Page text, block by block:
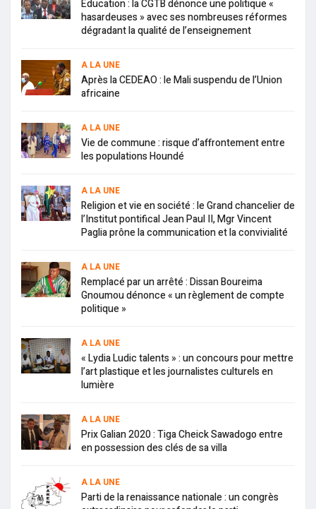
Education : la CGTB dénonce une politique «
hasardeuses » avec ses nombreuses réformes
dégradant la qualité de l’enseignement
A LA UNE
Après la CEDEAO : le Mali suspendu de l’Union
africaine
A LA UNE
Vie de commune : risque d’affrontement entre
les populations Houndé
A LA UNE
Religion et vie en société : le Grand chancelier de
l’Institut pontifical Jean Paul II, Mgr Vincent
Paglia prône la communication et la convivialité
A LA UNE
Remplacé par un arrêté : Dissan Boureima
Gnoumou dénonce « un règlement de compte
politique »
A LA UNE
« Lydia Ludic talents » : un concours pour mettre
l’art plastique et les journalistes culturels en
lumière
A LA UNE
Prix Galian 2020 : Tiga Cheick Sawadogo entre
en possession des clés de sa villa
A LA UNE
Parti de la renaissance nationale : un congrès